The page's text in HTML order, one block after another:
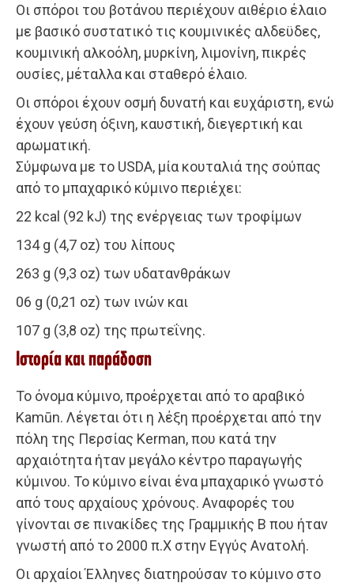
Οι σπόροι του βοτάνου περιέχουν αιθέριο έλαιο
με βασικό συστατικό τις κουμινικές αλδεϋδες,
κουμινική αλκοόλη, μυρκίνη, λιμονίνη, πικρές
ουσίες, μέταλλα και σταθερό έλαιο.
Οι σπόροι έχουν οσμή δυνατή και ευχάριστη, ενώ
έχουν γεύση όξινη, καυστική, διεγερτική και
αρωματική.
Σύμφωνα με το USDA, μία κουταλιά της σούπας
από το μπαχαρικό κύμινο περιέχει:
22 kcal (92 kJ) της ενέργειας των τροφίμων
134 g (4,7 oz) του λίπους
263 g (9,3 oz) των υδατανθράκων
06 g (0,21 oz) των ινών και
107 g (3,8 oz) της πρωτεΐνης.
Ιστορία και παράδοση
Το όνομα κύμινο, προέρχεται από το αραβικό
Kamūn. Λέγεται ότι η λέξη προέρχεται από την
πόλη της Περσίας Kerman, που κατά την
αρχαιότητα ήταν μεγάλο κέντρο παραγωγής
κύμινου. Το κύμινο είναι ένα μπαχαρικό γνωστό
από τους αρχαίους χρόνους. Αναφορές του
γίνονται σε πινακίδες της Γραμμικής Β που ήταν
γνωστή από το 2000 π.Χ στην Εγγύς Ανατολή.
Οι αρχαίοι Έλληνες διατηρούσαν το κύμινο στο